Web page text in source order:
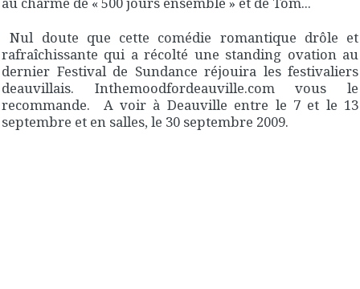
Nul doute que cette comédie romantique drôle et
rafraîchissante qui a récolté une standing ovation au
dernier Festival de Sundance réjouira les festivaliers
deauvillais. Inthemoodfordeauville.com vous le
recommande. A voir à Deauville entre le 7 et le 13
septembre et en salles, le 30 septembre 2009.